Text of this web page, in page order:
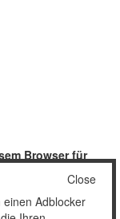
Browser für
Close
einen Adblocker